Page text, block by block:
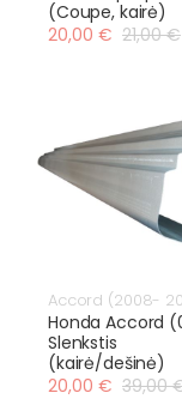
(Coupe, kairė)
20,00 € 21,00 €
Accord (2008-
Honda Accord
Slenkstis
(kairė/dešinė)
20,00 € 39,00